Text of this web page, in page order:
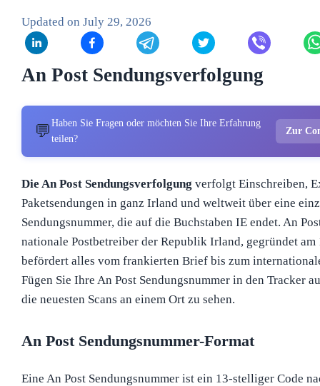
Updated on July 29, 2026
An Post Sendungsverfolgung
💬 Haben Sie Fragen oder möchten Sie Ihre Erfahrung
teilen?
Zur
Die An Post Sendungsverfolgung verfolgt Einschreiben,
Paketsendungen in ganz Irland und weltweit über eine
Sendungsnummer, die auf die Buchstaben IE endet. An
nationale Postbetreiber der Republik Irland, gegründet am
befördert alles vom frankierten Brief bis zum
Fügen Sie Ihre An Post Sendungsnummer in den Tracker
die neuesten Scans an einem Ort zu sehen.
An Post Sendungsnummer-Format
Eine An Post Sendungsnummer ist ein 13-stelliger Code